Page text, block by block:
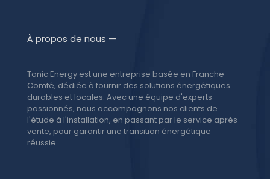
À propos de nous —
Tonic Energy est une entreprise basée en Franche-
Comté, dédiée à fournir des solutions énergétiques
durables et locales. Avec une équipe d'experts
passionnés, nous accompagnons nos clients de
l'étude à l'installation, en passant par le service après-
vente, pour garantir une transition énergétique
réussie.